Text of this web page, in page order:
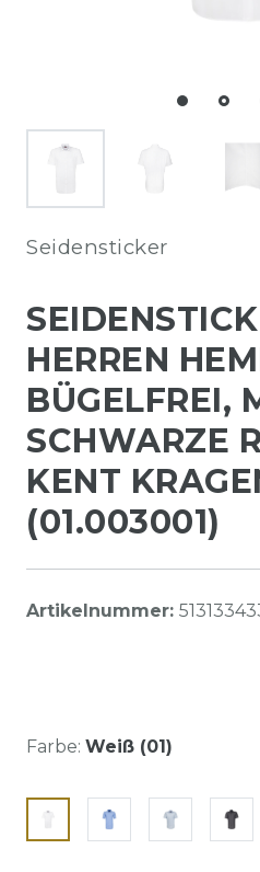
Seidensticker
HERREN
BÜGELFREI,
SCHWARZE
KENT
(01.003001)
Artikelnummer:
Farbe: Weiß (01)